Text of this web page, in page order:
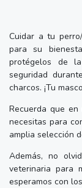
Cuidar a tu
para su
protégelos de
seguridad
charcos. ¡Tu
Recuerda que
necesitas para
amplia selección
Además, no
veterinaria para
esperamos con